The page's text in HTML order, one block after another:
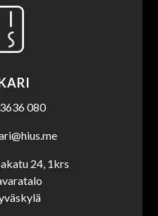
080
24, 1krs